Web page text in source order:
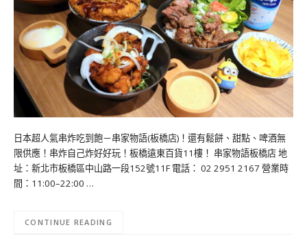
日本超人氣串炸吃到飽－串家物語(板橋店)！還有鬆餅、甜點、啤酒無
限供應！串炸自己炸好好玩！板橋遠東百貨11樓！ 串家物語板橋店 地
址：新北市板橋區中山路一段152號11F 電話： 02 2951 2167 營業時
間：11:00–22:00 …
CONTINUE READING